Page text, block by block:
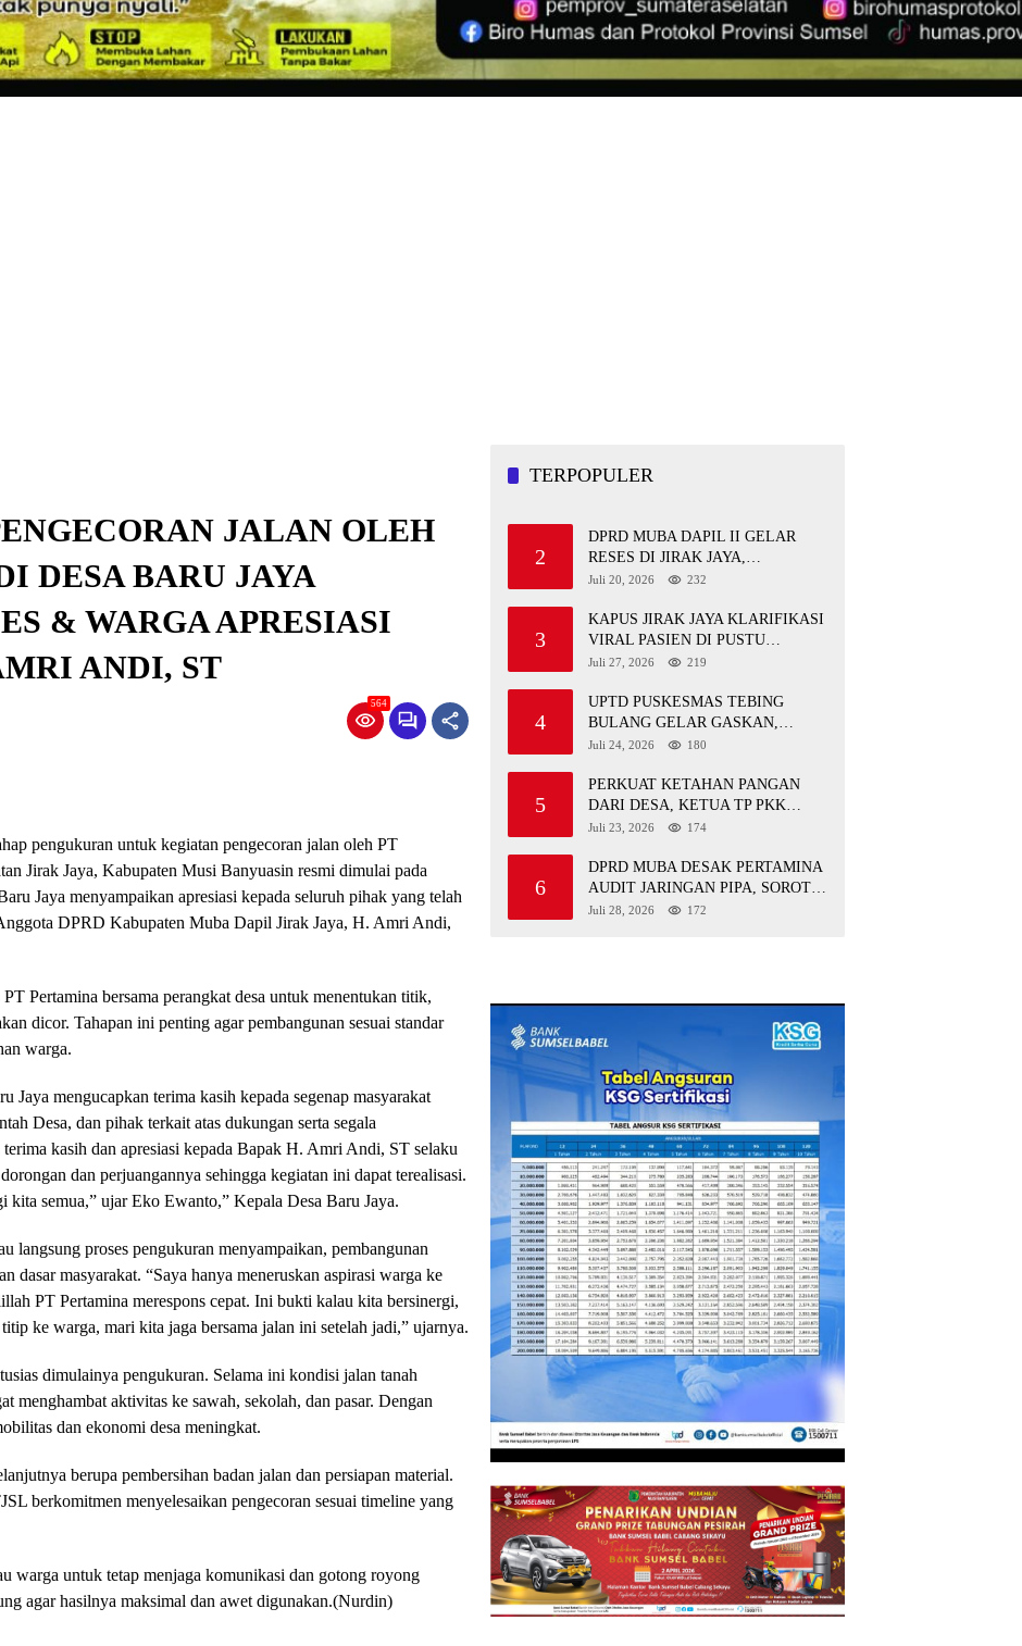
JALAN OLEH
DESA BARU JAYA
& WARGA APRESIASI
ANDI, ST
564
pengukuran untuk kegiatan pengecoran jalan oleh PT
Jirak Jaya, Kabupaten Musi Banyuasin resmi dimulai pada
Jaya menyampaikan apresiasi kepada seluruh pihak yang telah
DPRD Kabupaten Muba Dapil Jirak Jaya, H. Amri Andi,
Pertamina bersama perangkat desa untuk menentukan titik,
dicor. Tahapan ini penting agar pembangunan sesuai standar
warga.
Jaya mengucapkan terima kasih kepada segenap masyarakat
Desa, dan pihak terkait atas dukungan serta segala
kasih dan apresiasi kepada Bapak H. Amri Andi, ST selaku
dan perjuangannya sehingga kegiatan ini dapat terealisasi.
kita semua,” ujar Eko Ewanto,” Kepala Desa Baru Jaya.
langsung proses pengukuran menyampaikan, pembangunan
dasar masyarakat. “Saya hanya meneruskan aspirasi warga ke
PT Pertamina merespons cepat. Ini bukti kalau kita bersinergi,
ke warga, mari kita jaga bersama jalan ini setelah jadi,” ujarnya.
dimulainya pengukuran. Selama ini kondisi jalan tanah
menghambat aktivitas ke sawah, sekolah, dan pasar. Dengan
dan ekonomi desa meningkat.
berupa pembersihan badan jalan dan persiapan material.
berkomitmen menyelesaikan pengecoran sesuai timeline yang
warga untuk tetap menjaga komunikasi dan gotong royong
agar hasilnya maksimal dan awet digunakan.(Nurdin)
TERPOPULER
2
DPRD MUBA DAPIL II GELAR
RESES DI JIRAK JAYA,
SERAHKAN BANTOR DAN
TPS 3R
Juli 20, 2026 232
3
KAPUS JIRAK JAYA KLARIFIKASI
VIRAL PASIEN DI PUSTU
TALANG MANDUNG: ITU
Juli 27, 2026 219
4
UPTD PUSKESMAS TEBING
BULANG GELAR GASKAN,
LAYANI PEMERIKSAAN
DI SUNGAI KERUH
Juli 24, 2026 180
5
PERKUAT KETAHAN PANGAN
DARI DESA, KETUA TP PKK
MUBA TINJAU PANEN PADI
Juli 23, 2026 174
6
DPRD MUBA DESAK PERTAMINA
AUDIT JARINGAN PIPA, SOROTI
KESELAMATAN WARGA JIRAK
Juli 28, 2026 172